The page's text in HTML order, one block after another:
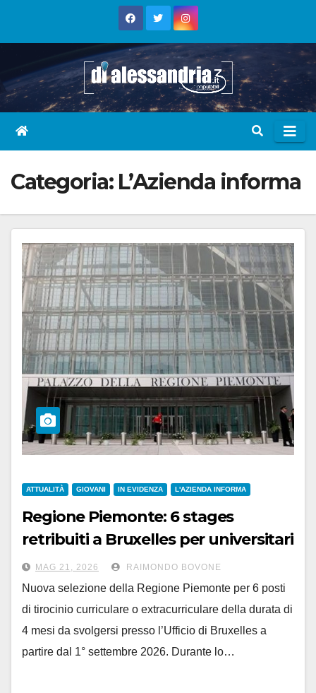
Categoria: L’Azienda informa
ATTUALITÀ GIOVANI IN EVIDENZA L'AZIENDA INFORMA
Regione Piemonte: 6 stages
retribuiti a Bruxelles per universitari
e neo-laureati, dal 1° settembre
MAG 21, 2026 RAIMONDO BOVONE
Nuova selezione della Regione Piemonte per 6 posti
di tirocinio curriculare o extracurriculare della durata di
4 mesi da svolgersi presso l’Ufficio di Bruxelles a
partire dal 1° settembre 2026. Durante lo…